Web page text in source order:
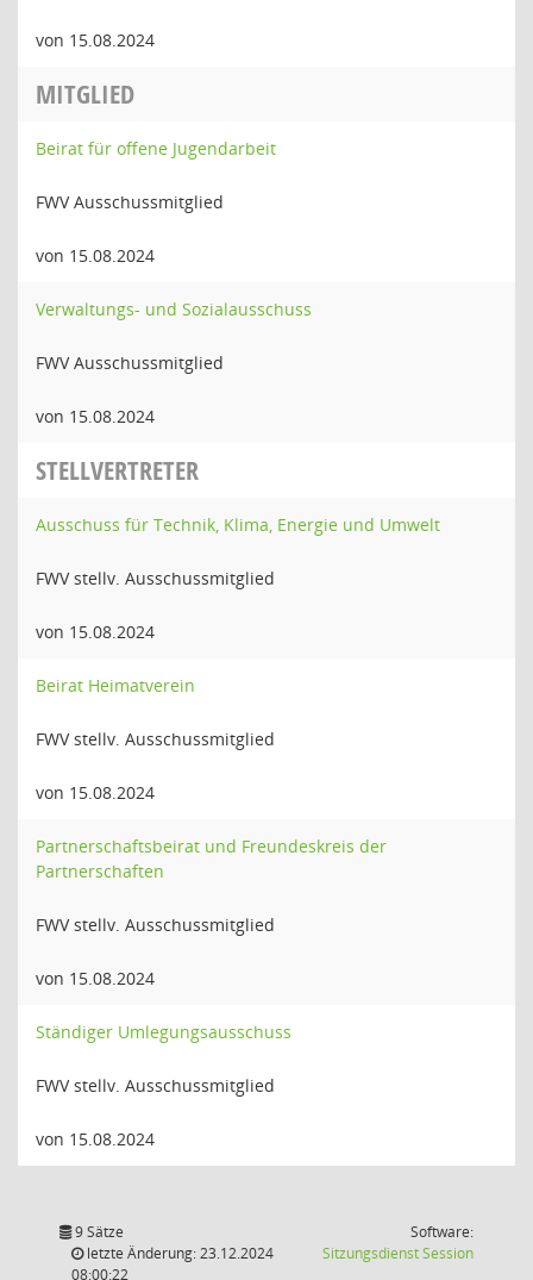
von 15.08.2024
MITGLIED
Beirat für offene Jugendarbeit
FWV Ausschussmitglied
von 15.08.2024
Verwaltungs- und Sozialausschuss
FWV Ausschussmitglied
von 15.08.2024
STELLVERTRETER
Ausschuss für Technik, Klima, Energie und Umwelt
FWV stellv. Ausschussmitglied
von 15.08.2024
Beirat Heimatverein
FWV stellv. Ausschussmitglied
von 15.08.2024
Partnerschaftsbeirat und Freundeskreis der
Partnerschaften
FWV stellv. Ausschussmitglied
von 15.08.2024
Ständiger Umlegungsausschuss
FWV stellv. Ausschussmitglied
von 15.08.2024
9 Sätze
letzte Änderung: 23.12.2024
08:00:22
Software:
SitzungsdienstSession(Wird in